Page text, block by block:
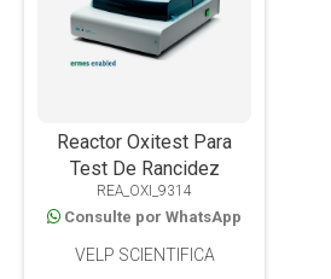
Reactor Oxitest Para
Test De Rancidez
REA_OXI_9314
Consulte por WhatsApp
VELP SCIENTIFICA